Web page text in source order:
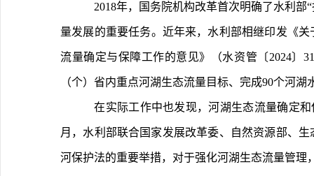
量发展的重要任务。近年来，水利部相继印发《
流量确定与保障工作的意见》（水资管〔2024〕
（个）省内重点河湖生态流量目标、完成90个河
	在实际工作中也发现，河湖生态流量确定和保障工作在部门职责、泄放调度、监测预警和监督评估等方面还有待完善，需要进一步明确管理职责与有关要求。2025年6
月，水利部联合国家发展改革委、自然资源部、
河保护法的重要举措，对于强化河湖生态流量管